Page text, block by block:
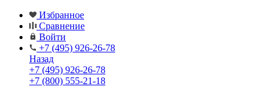
Избранное
Сравнение
Войти
+7 (495) 926-26-78
Назад
+7 (495) 926-26-78
+7 (800) 555-21-18